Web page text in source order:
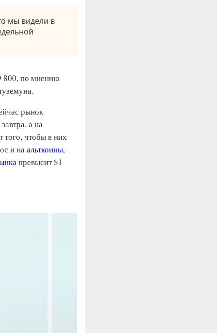
мы видели в
800, по мнению
рынок
а на
того, чтобы в них
и наальткоины,
превысит $1